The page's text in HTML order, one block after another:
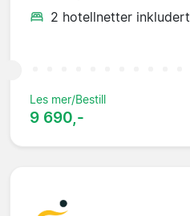
2 hotellnetter inkludert
Les mer/Bestill
9 690,-